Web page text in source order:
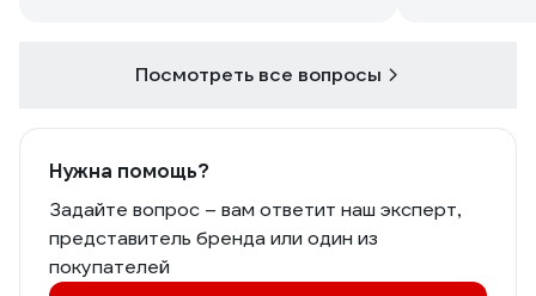
Посмотреть все вопросы
Нужна помощь?
Задайте вопрос – вам ответит наш эксперт,
представитель бренда или один из
покупателей